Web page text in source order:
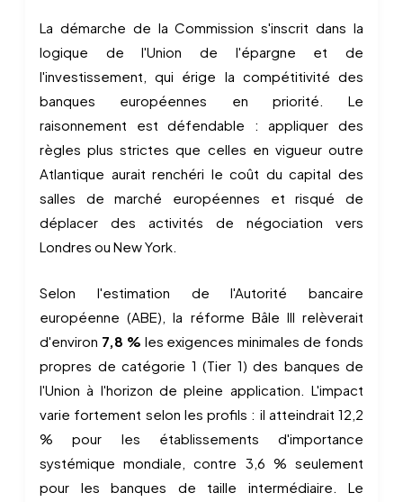
La démarche de la Commission s'inscrit dans la
logique de l'Union de l'épargne et de
l'investissement, qui érige la compétitivité des
banques européennes en priorité. Le
raisonnement est défendable : appliquer des
règles plus strictes que celles en vigueur outre
Atlantique aurait renchéri le coût du capital des
salles de marché européennes et risqué de
déplacer des activités de négociation vers
Londres ou New York.
Selon l'estimation de l'Autorité bancaire
européenne (ABE), la réforme Bâle III relèverait
d'environ 7,8 % les exigences minimales de fonds
propres de catégorie 1 (Tier 1) des banques de
l'Union à l'horizon de pleine application. L'impact
varie fortement selon les profils : il atteindrait 12,2
% pour les établissements d'importance
systémique mondiale, contre 3,6 % seulement
pour les banques de taille intermédiaire. Le